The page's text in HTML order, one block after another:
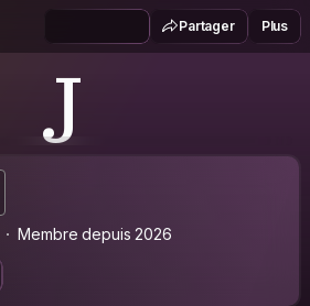
Partager Plus
J
Membre depuis 2026